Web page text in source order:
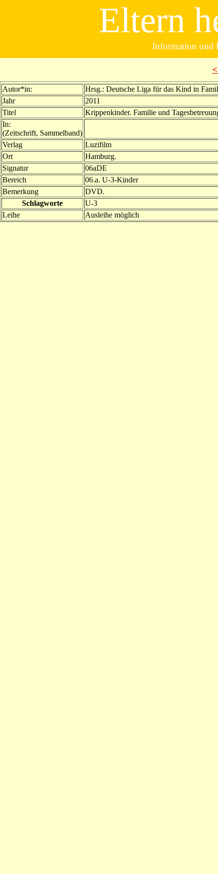
Eltern
Information und
Autor*in:
Hrsg.: Deutsche Liga für das Kind in
Jahr
2011
Titel
Krippenkinder. Familie und
In:
(Zeitschrift, Sammelband)
Verlag
Luzifilm
Ort
Hamburg.
Signatur
06aDE
Bereich
06.a. U-3-Kinder
Bemerkung
DVD.
Schlagworte
U-3
Leihe
Ausleihe möglich